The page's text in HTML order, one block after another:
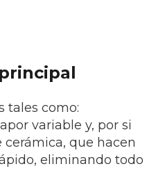
tales como:
variable y, por si
cerámica, que hacen
eliminando todo